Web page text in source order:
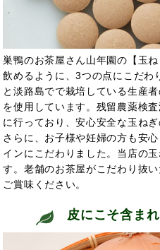
巣鴨のお茶屋さん山年園の【玉
飲めるように、3つの点にこだわ
と淡路島でで栽培している生産
を使用しています。残留農薬検
に行っており、安心安全な玉ね
さらに、お子様や妊婦の方も安
インにこだわりました。当店の
す。老舗のお茶屋がこだわり抜
ご賞味ください。
皮にこそ含ま